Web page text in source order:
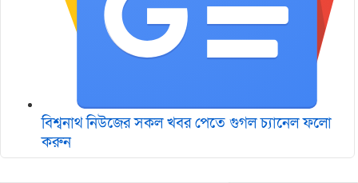
বিশ্বনাথ নিউজের সকল খবর পেতে গুগল চ‌্যানেল ফলো
করুন